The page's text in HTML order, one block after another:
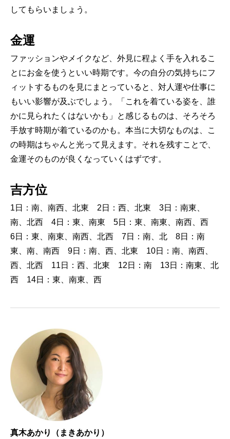
してもらいましょう。
金運
ファッションやメイクなど、外見に程よく手を入れるこ
とにお金を使うといい時期です。今の自分の気持ちにフ
ィットするものを見にまとっていると、対人運や仕事に
もいい影響が及ぶでしょう。「これを着ている姿を、誰
かに見られたくはないかも」と感じるものは、そろそろ
手放す時期が着ているのかも。本当に大切なものは、こ
の時期はちゃんと光って見えます。それを残すことで、
金運そのものが良くなっていくはずです。
吉方位
1日：南、南西、北東 2日：西、北東 3日：南東、
南、北西 4日：東、南東 5日：東、南東、南西、西
6日：東、南東、南西、北西 7日：南、北 8日：南
東、南、南西 9日：南、西、北東 10日：南、南西、
西、北西 11日：西、北東 12日：南 13日：南東、北
西 14日：東、南東、西
真木あかり（まきあかり）